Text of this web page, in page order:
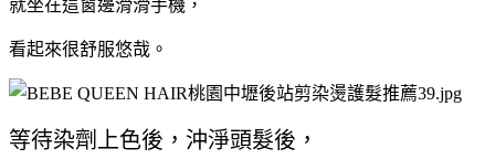
就坐在這窗邊滑滑手機，
看起來很舒服悠哉。
等待染劑上色後，沖淨頭髮後，